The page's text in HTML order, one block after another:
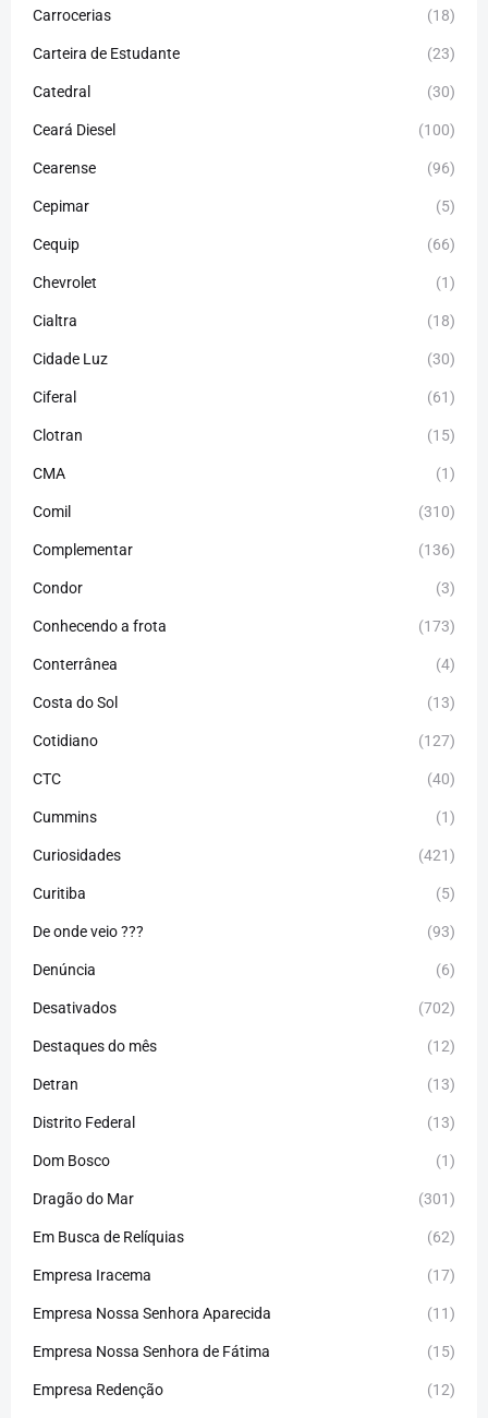
Carrocerias (18)
Carteira de Estudante (23)
Catedral (30)
Ceará Diesel (100)
Cearense (96)
Cepimar (5)
Cequip (66)
Chevrolet (1)
Cialtra (18)
Cidade Luz (30)
Ciferal (61)
Clotran (15)
CMA (1)
Comil (310)
Complementar (136)
Condor (3)
Conhecendo a frota (173)
Conterrânea (4)
Costa do Sol (13)
Cotidiano (127)
CTC (40)
Cummins (1)
Curiosidades (421)
Curitiba (5)
De onde veio ??? (93)
Denúncia (6)
Desativados (702)
Destaques do mês (12)
Detran (13)
Distrito Federal (13)
Dom Bosco (1)
Dragão do Mar (301)
Em Busca de Relíquias (62)
Empresa Iracema (17)
Empresa Nossa Senhora Aparecida (11)
Empresa Nossa Senhora de Fátima (15)
Empresa Redenção (12)